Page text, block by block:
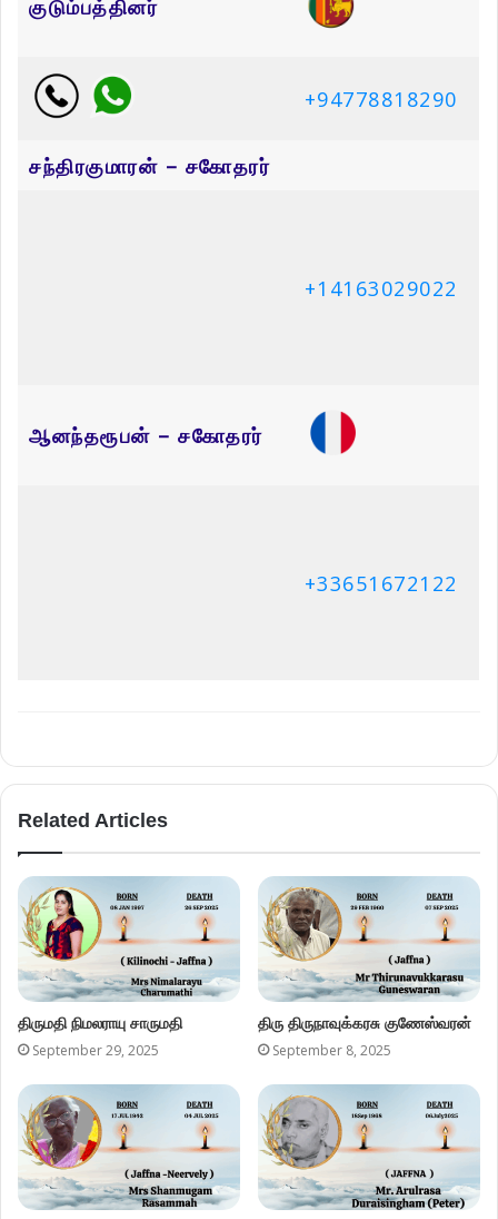
குடும்பத்தினர்
+94778818290
சந்திரகுமாரன் – சகோதரர்
திருமதி சண்முகம் ராசம்மா
July 7, 2025
திரு. அருள்ராசா துரைசிங்கம்
July 7, 2025
Leave a Reply
Your email address will not be published. Required fields are
marked*